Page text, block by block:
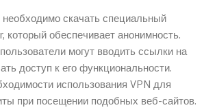
скачать специальный
который обеспечивает анонимность.
могут вводить ссылки на
доступ к его функциональности.
использования VPN для
при посещении подобных веб-сайтов.